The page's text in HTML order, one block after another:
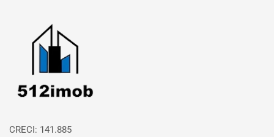
Página inicial
CRECI: 141.885